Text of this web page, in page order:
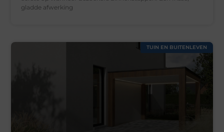
gladde afwerking
TUIN EN BUITENLEVEN